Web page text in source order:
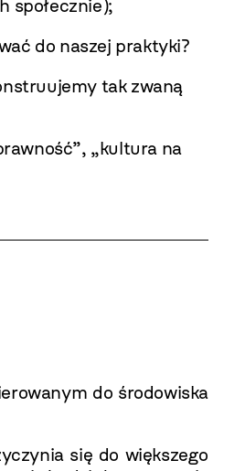
społecznie);
do naszej praktyki?
tak zwaną
„kultura na
do środowiska
się do większego